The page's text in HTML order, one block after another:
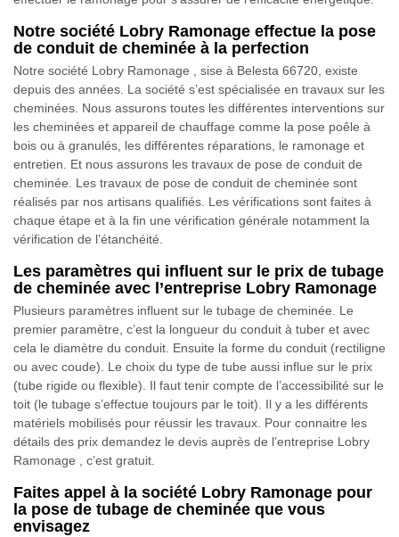
Notre société Lobry Ramonage effectue la pose
de conduit de cheminée à la perfection
Notre société Lobry Ramonage , sise à Belesta 66720, existe
depuis des années. La société s’est spécialisée en travaux sur les
cheminées. Nous assurons toutes les différentes interventions sur
les cheminées et appareil de chauffage comme la pose poêle à
bois ou à granulés, les différentes réparations, le ramonage et
entretien. Et nous assurons les travaux de pose de conduit de
cheminée. Les travaux de pose de conduit de cheminée sont
réalisés par nos artisans qualifiés. Les vérifications sont faites à
chaque étape et à la fin une vérification générale notamment la
vérification de l’étanchéité.
Les paramètres qui influent sur le prix de tubage
de cheminée avec l’entreprise Lobry Ramonage
Plusieurs paramètres influent sur le tubage de cheminée. Le
premier paramètre, c’est la longueur du conduit à tuber et avec
cela le diamètre du conduit. Ensuite la forme du conduit (rectiligne
ou avec coude). Le choix du type de tube aussi influe sur le prix
(tube rigide ou flexible). Il faut tenir compte de l’accessibilité sur le
toit (le tubage s’effectue toujours par le toit). Il y a les différents
matériels mobilisés pour réussir les travaux. Pour connaitre les
détails des prix demandez le devis auprès de l’entreprise Lobry
Ramonage , c’est gratuit.
Faites appel à la société Lobry Ramonage pour
la pose de tubage de cheminée que vous
envisagez